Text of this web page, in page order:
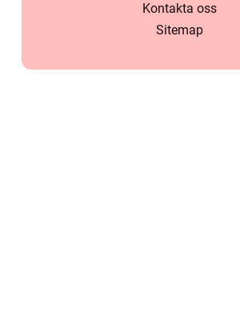
Kontakta oss
Sitemap